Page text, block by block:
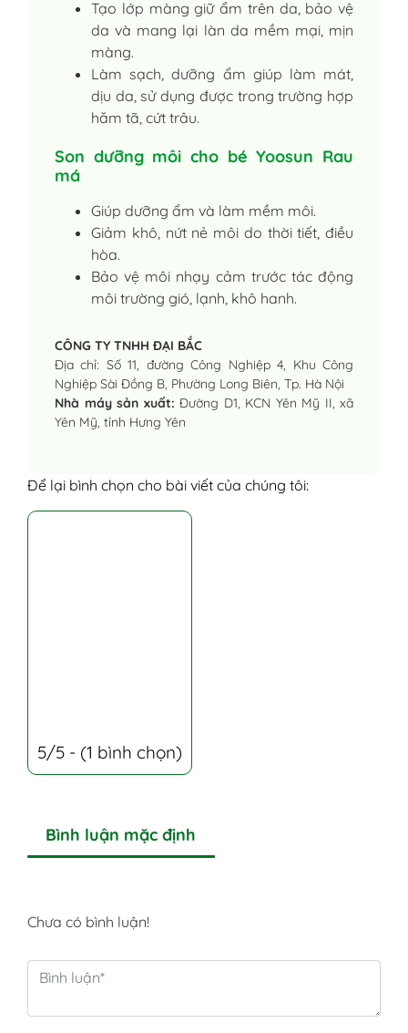
Tạo lớp màng giữ ẩm trên da, bảo vệ
da và mang lại làn da mềm mại, mịn
màng.
Làm sạch, dưỡng ẩm giúp làm mát,
dịu da, sử dụng được trong trường hợp
hăm tã, cứt trâu.
Son dưỡng môi cho bé Yoosun Rau
má
Giúp dưỡng ẩm và làm mềm môi.
Giảm khô, nứt nẻ môi do thời tiết, điều
hòa.
Bảo vệ môi nhạy cảm trước tác động
môi trường gió, lạnh, khô hanh.
CÔNG TY TNHH ĐẠI BẮC
Địa chỉ: Số 11, đường Công Nghiệp 4, Khu Công
Nghiệp Sài Đồng B, Phường Long Biên, Tp. Hà Nội
Nhà máy sản xuất: Đường D1, KCN Yên Mỹ II, xã
Yên Mỹ, tỉnh Hưng Yên
Để lại bình chọn cho bài viết của chúng tôi:
5/5 - (1 bình chọn)
Bình luận mặc định
Chưa có bình luận!